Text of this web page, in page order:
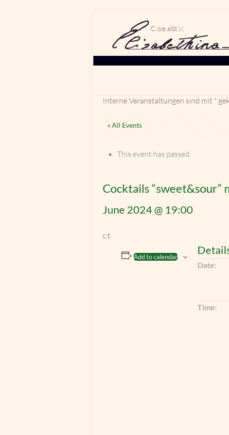
Interne Veranstaltungen sind mit *
« All Events
This event has passed.
Cocktails
June 2024 @ 19:00
c.t.
Add to calendar
Date:
Time: